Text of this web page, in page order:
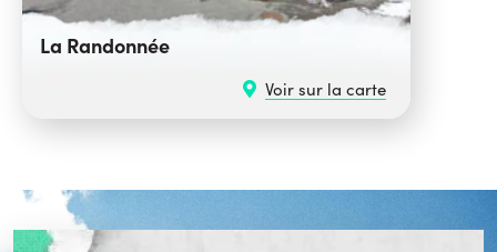
La Randonnée
Voir sur la carte